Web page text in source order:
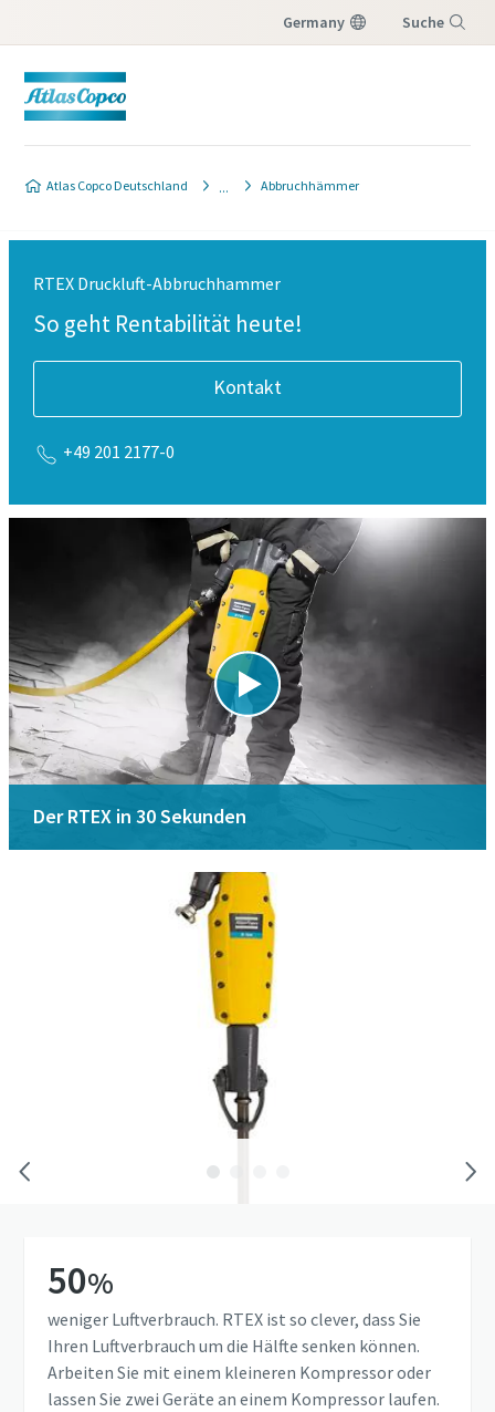
Germany Suche
Atlas Copco Deutschland Abbruchhämmer
RTEX Druckluft-Abbruchhammer
So geht Rentabilität heute!
Kontakt
+49 201 2177-0
Der RTEX in 30 Sekunden
RTEX zahlt sich aus
Ein vergleichbarer TEX verwendet 34 Liter Luft pro
Sekunde. Ein TEX 220 braucht 29 Liter. Der RTEX benötigt
nur 18 Liter pro Sekunde! Das spart Ihnen Geld für
Kraftstoff, denn Sie können einen kleineren Kompressor
verwenden oder mehrere Abbruchhämmer mit der
vorhandenen Ausrüstung betreiben.
50%
weniger Luftverbrauch. RTEX ist so clever, dass Sie
Ihren Luftverbrauch um die Hälfte senken können.
Arbeiten Sie mit einem kleineren Kompressor oder
lassen Sie zwei Geräte an einem Kompressor laufen.